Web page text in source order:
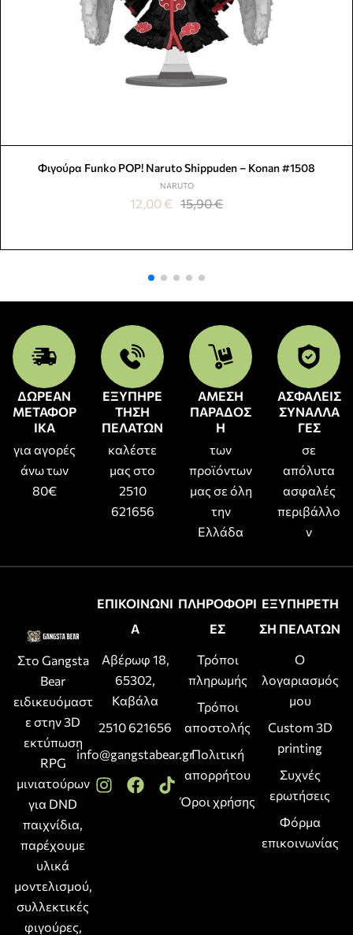
Φιγούρα Funko POP! Naruto Shippuden – Konan #1508
NARUTO
15,90€
12,00€
ΔΩΡΕΑΝ
ΜΕΤΑΦΟΡ
ΙΚΑ
για αγορές
άνω των
80€
ΕΞΥΠΗΡΕ
ΤΗΣΗ
ΠΕΛΑΤΩΝ
καλέστε
μας στο
2510
621656
ΑΜΕΣΗ
ΠΑΡΑΔΟΣ
Η
των
προϊόντων
μας σε όλη
την
Ελλάδα
ΑΣΦΑΛΕΙΣ
ΣΥΝΑΛΛΑ
ΓΕΣ
σε
απόλυτα
ασφαλές
περιβάλλο
ν
Στο Gangsta
Bear
ειδικευόμαστ
ε στην 3D
εκτύπωση
RPG
μινιατούρων
για DND
παιχνίδια,
παρέχουμε
υλικά
μοντελισμού,
συλλεκτικές
φιγούρες,
ΕΠΙΚΟΙΝΩΝΙ
Α
Αβέρωφ 18,
65302,
Καβάλα
2510 621656
info@gangstabear.gr
ΠΛΗΡΟΦΟΡΙ
ΕΣ
Τρόποι
πληρωμής
Τρόποι
αποστολής
Πολιτική
απορρήτου
Όροι χρήσης
ΕΞΥΠΗΡΕΤΗ
ΣΗ ΠΕΛΑΤΩΝ
Ο
λογαριασμός
μου
Custom 3D
printing
Συχνές
ερωτήσεις
Φόρμα
επικοινωνίας